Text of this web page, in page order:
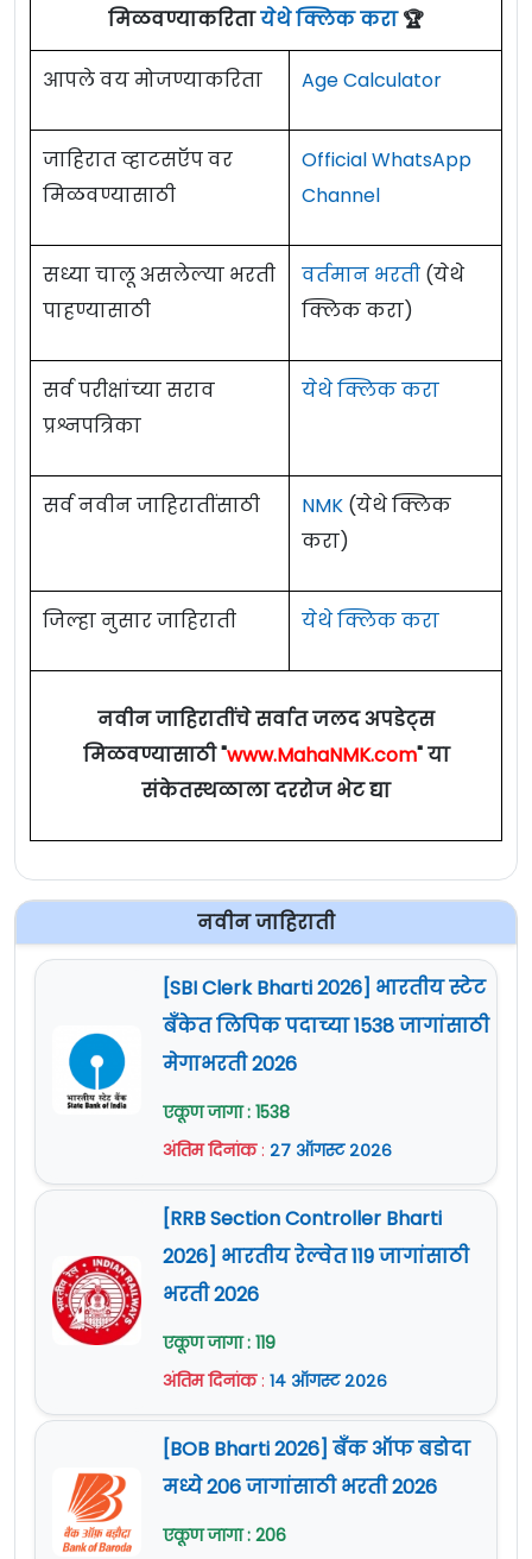
मिळवण्याकरितायेथे क्लिक करा🏆
आपले वय मोजण्याकरिता Age Calculator
जाहिरात व्हाटसऍप वर
मिळवण्यासाठी
Official WhatsApp
Channel
सध्या चालू असलेल्या भरती
पाहण्यासाठी
वर्तमान भरती (येथे
क्लिक करा)
सर्व परीक्षांच्या सराव
प्रश्नपत्रिका
येथे क्लिक करा
सर्व नवीन जाहिरातींसाठी NMK (येथे क्लिक
करा)
जिल्हा नुसार जाहिराती येथे क्लिक करा
नवीन जाहिरातींचे सर्वात जलद अपडेट्स
मिळवण्यासाठी "www.MahaNMK.com" या
संकेतस्थळाला दररोज भेट द्या
नवीन जाहिराती
[SBI Clerk Bharti 2026] भारतीय स्टेट
बँकेत लिपिक पदाच्या 1538 जागांसाठी
मेगाभरती 2026
एकूण जागा : 1538
अंतिम दिनांक: २७ ऑगस्ट २०२६
[RRB Section Controller Bharti
2026] भारतीय रेल्वेत 119 जागांसाठी
भरती 2026
एकूण जागा : 119
अंतिम दिनांक: १४ ऑगस्ट २०२६
[BOB Bharti 2026] बँक ऑफ बडोदा
मध्ये 206 जागांसाठी भरती 2026
एकूण जागा : 206